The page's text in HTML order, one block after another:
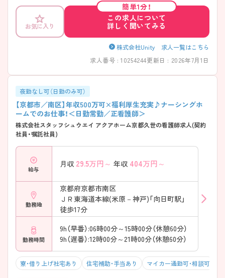
お気に入り
簡単1分！
この求人について
詳しく聞いてみる
株式会社Unity 求人一覧はこちら
求人番号 : 10254244更新日 : 2026年7月1日
夜勤なし可（日勤のみ可）
【京都市／南区】年収500万可×福利厚生充実♪ナーシングホ
ームでのお仕事！＜日勤常勤／正看護師＞
株式会社スタッフシュウエイ アクアホーム京都久世の看護師求人(契約
社員・嘱託社員)
給与
月収 29.5万円～ 年収 404万円～
勤務地
京都府京都市南区
ＪＲ東海道本線(米原－神戸)「向日町駅」
徒歩17分
勤務時間
9h（早番）:06時00分～15時00分（休憩60分）
9h（遅番）:12時00分～21時00分（休憩60分）
寮・借り上げ社宅あり 住宅補助・手当あり マイカー通勤可・相談可